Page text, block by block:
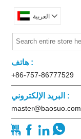
العربية 
هاتف :
+86-757-86777529
البريد الإلكتروني :
master@baosuo.com
   